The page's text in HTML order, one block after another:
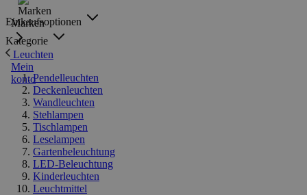
Marken
Mein
konto
Einkaufsoptionen
Kategorie
Leuchten
Pendelleuchten
Deckenleuchten
Wandleuchten
Stehlampen
Tischlampen
Leselampen
Gartenbeleuchtung
LED-Beleuchtung
Kinderleuchten
Leuchtmittel